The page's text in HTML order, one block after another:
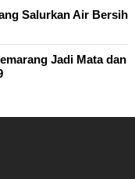
Salurkan Air Bersih
Jadi Mata dan